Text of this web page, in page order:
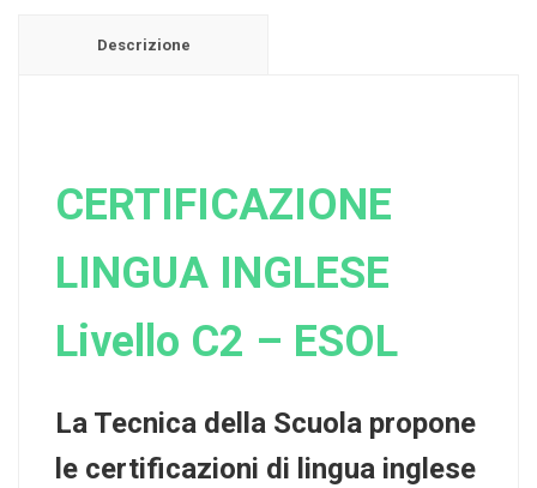
Descrizione
CERTIFICAZIONE
LINGUA INGLESE
Livello C2 – ESOL
La Tecnica della Scuola propone
le certificazioni di lingua inglese